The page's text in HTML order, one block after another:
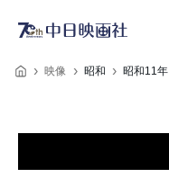
映像 昭和 昭和11年